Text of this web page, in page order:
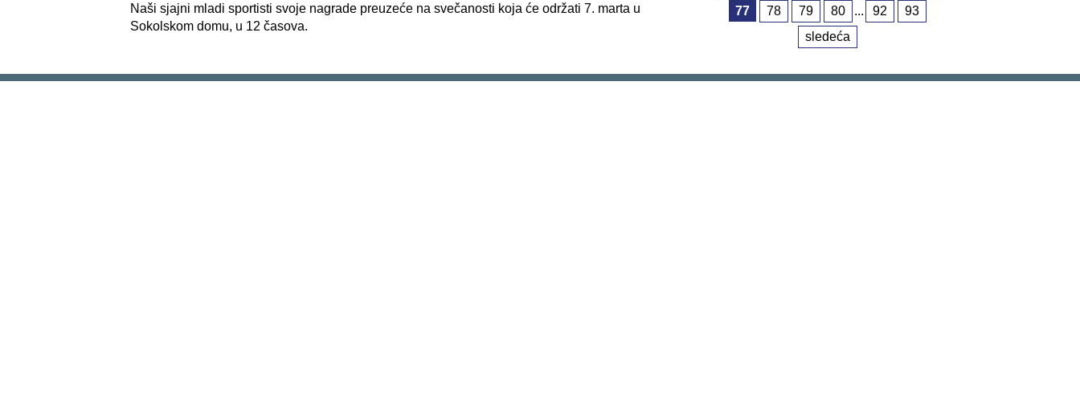
Naši sjajni mladi sportisti svoje nagrade preuzeće na svečanosti koja će održati 7. marta u
Sokolskom domu, u 12 časova.
77
78 79 80 ... 92
93
sledeća